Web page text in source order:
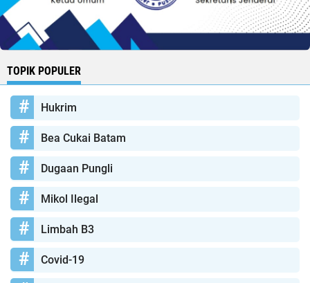
TOPIK POPULER
Hukrim
Bea Cukai Batam
Dugaan Pungli
Mikol Ilegal
Limbah B3
Covid-19